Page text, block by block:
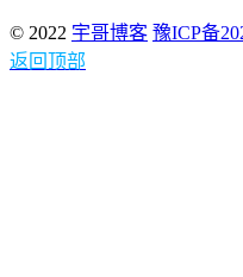
© 2022 宇哥博客 豫ICP备
返回顶部